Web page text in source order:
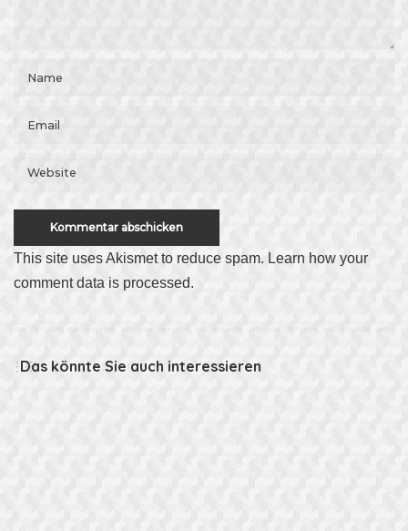
This site uses Akismet to reduce spam. Learn how your
comment data is processed.
Das könnte Sie auch interessieren